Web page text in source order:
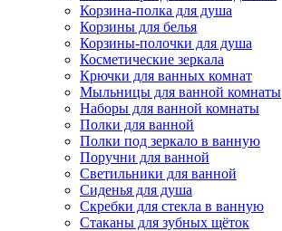
Корзина-полка для душа
Корзины для белья
Корзины-полочки для душа
Косметические зеркала
Крючки для ванных комнат
Мыльницы для ванной комнаты
Наборы для ванной комнаты
Полки для ванной
Полки под зеркало в ванную
Поручни для ванной
Светильники для ванной
Сиденья для душа
Скребки для стекла в ванную
Стаканы для зубных щёток